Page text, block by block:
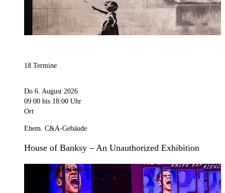
18 Termine
Do 6. August 2026
09:00 bis 18:00 Uhr
Ort
Ehem. C&A-Gebäude
House of Banksy – An Unauthorized Exhibition
Stephan Schütze